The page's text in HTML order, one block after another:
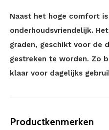
Naast het hoge comfort
onderhoudsvriendelijk.
graden, geschikt voor de
gestreken te worden. Zo
klaar voor dagelijks
Productkenmerken